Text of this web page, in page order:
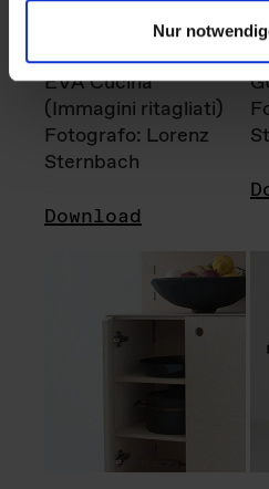
Nur
EVA Cucina
(Immagini ritagliati)
Fotografo: Lorenz
Sternbach
Download